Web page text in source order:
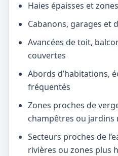
Haies épaisses et
Cabanons, garages et
Avancées de toit,
couvertes
Abords d’habitations,
fréquentés
Zones proches de
champêtres ou jardins
Secteurs proches de
rivières ou zones plus